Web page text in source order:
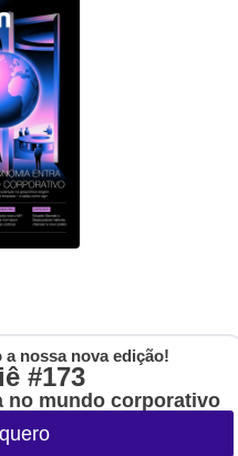
de baixa renda
se que haja 50
moradias precárias no
Grupo Gaia, a venture
Tozzini Freire
um ano, e valeu cada
20 vezes o número de
CEO ativista, ou
se queira dar, João tem
para a liderança
de inovar, a empatia
responsabilidade na
a nossa nova edição!
#173
no mundo corporativo